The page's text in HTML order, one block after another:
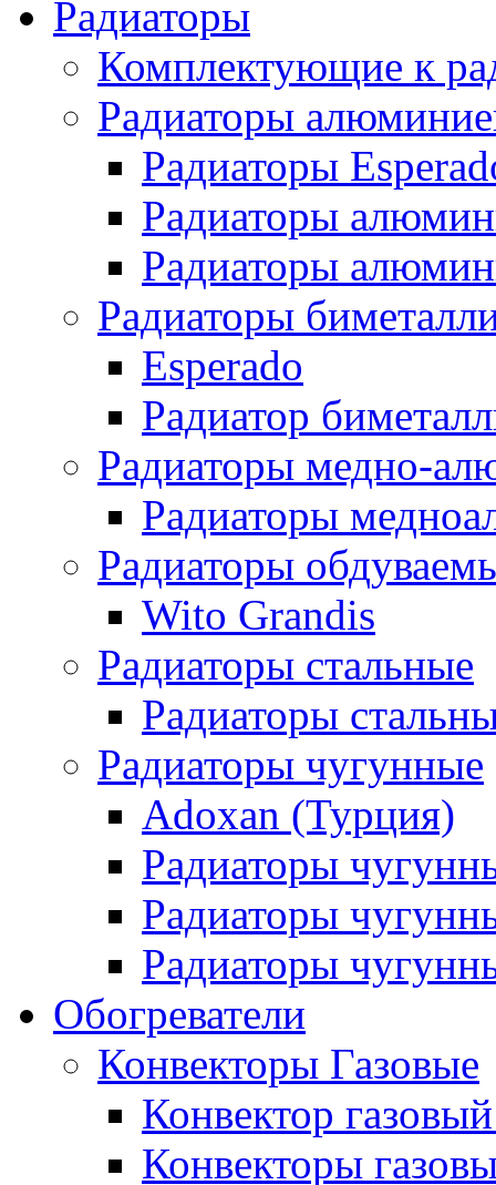
Радиаторы
Комплектующие к
Радиаторы
Радиаторы
Радиаторы
Радиаторы
Радиаторы
Esperado
Радиатор
Радиаторы медно-
Радиаторы
Радиаторы
Wito Grandis
Радиаторы стальные
Радиаторы
Радиаторы чугунные
Adoxan (Турция)
Радиаторы
Радиаторы
Радиаторы
Обогреватели
Конвекторы Газовые
Конвектор
Конвекторы